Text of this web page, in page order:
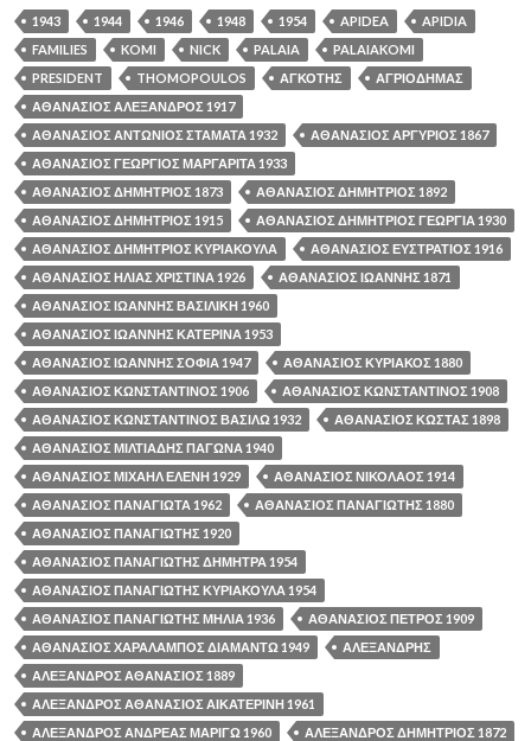
1943 1944 1946 1948 1954 APIDEA
APIDIA
FAMILIES
KOMI NICK PALAIA
PALAIAKOMI
PRESIDENT
THOMOPOULOS ΑΓΚΟΤΗΣ
ΑΓΡΙΟΔΗΜΑΣ
ΑΘΑΝΑΣΙΟΣ ΑΛΕΞΑΝΔΡΟΣ 1917
ΑΘΑΝΑΣΙΟΣ ΑΝΤΩΝΙΟΣ ΣΤΑΜΑΤΑ 1932
ΑΘΑΝΑΣΙΟΣ ΑΡΓΥΡΙΟΣ 1867
ΑΘΑΝΑΣΙΟΣ ΓΕΩΡΓΙΟΣ ΜΑΡΓΑΡΙΤΑ 1933
ΑΘΑΝΑΣΙΟΣ ΔΗΜΗΤΡΙΟΣ 1873
ΑΘΑΝΑΣΙΟΣ ΔΗΜΗΤΡΙΟΣ 1892
ΑΘΑΝΑΣΙΟΣ ΔΗΜΗΤΡΙΟΣ 1915
ΑΘΑΝΑΣΙΟΣ ΔΗΜΗΤΡΙΟΣ ΓΕΩΡΓΙΑ 1930
ΑΘΑΝΑΣΙΟΣ ΔΗΜΗΤΡΙΟΣ ΚΥΡΙΑΚΟΥΛΑ
ΑΘΑΝΑΣΙΟΣ ΕΥΣΤΡΑΤΙΟΣ 1916
ΑΘΑΝΑΣΙΟΣ ΗΛΙΑΣ ΧΡΙΣΤΙΝΑ 1926
ΑΘΑΝΑΣΙΟΣ ΙΩΑΝΝΗΣ 1871
ΑΘΑΝΑΣΙΟΣ ΙΩΑΝΝΗΣ ΒΑΣΙΛΙΚΗ 1960
ΑΘΑΝΑΣΙΟΣ ΙΩΑΝΝΗΣ ΚΑΤΕΡΙΝΑ 1953
ΑΘΑΝΑΣΙΟΣ ΙΩΑΝΝΗΣ ΣΟΦΙΑ 1947
ΑΘΑΝΑΣΙΟΣ ΚΥΡΙΑΚΟΣ 1880
ΑΘΑΝΑΣΙΟΣ ΚΩΝΣΤΑΝΤΙΝΟΣ 1906
ΑΘΑΝΑΣΙΟΣ ΚΩΝΣΤΑΝΤΙΝΟΣ 1908
ΑΘΑΝΑΣΙΟΣ ΚΩΝΣΤΑΝΤΙΝΟΣ ΒΑΣΙΛΩ 1932
ΑΘΑΝΑΣΙΟΣ ΚΩΣΤΑΣ 1898
ΑΘΑΝΑΣΙΟΣ ΜΙΛΤΙΑΔΗΣ ΠΑΓΩΝΑ 1940
ΑΘΑΝΑΣΙΟΣ ΜΙΧΑΗΛ ΕΛΕΝΗ 1929
ΑΘΑΝΑΣΙΟΣ ΝΙΚΟΛΑΟΣ 1914
ΑΘΑΝΑΣΙΟΣ ΠΑΝΑΓΙΩΤΑ 1962
ΑΘΑΝΑΣΙΟΣ ΠΑΝΑΓΙΩΤΗΣ 1880
ΑΘΑΝΑΣΙΟΣ ΠΑΝΑΓΙΩΤΗΣ 1920
ΑΘΑΝΑΣΙΟΣ ΠΑΝΑΓΙΩΤΗΣ ΔΗΜΗΤΡΑ 1954
ΑΘΑΝΑΣΙΟΣ ΠΑΝΑΓΙΩΤΗΣ ΚΥΡΙΑΚΟΥΛΑ 1954
ΑΘΑΝΑΣΙΟΣ ΠΑΝΑΓΙΩΤΗΣ ΜΗΛΙΑ 1936
ΑΘΑΝΑΣΙΟΣ ΠΕΤΡΟΣ 1909
ΑΘΑΝΑΣΙΟΣ ΧΑΡΑΛΑΜΠΟΣ ΔΙΑΜΑΝΤΩ 1949
ΑΛΕΞΑΝΔΡΗΣ
ΑΛΕΞΑΝΔΡΟΣ ΑΘΑΝΑΣΙΟΣ 1889
ΑΛΕΞΑΝΔΡΟΣ ΑΘΑΝΑΣΙΟΣ ΑΙΚΑΤΕΡΙΝΗ 1961
ΑΛΕΞΑΝΔΡΟΣ ΑΝΔΡΕΑΣ ΜΑΡΙΓΩ 1960
ΑΛΕΞΑΝΔΡΟΣ ΔΗΜΗΤΡΙΟΣ 1872